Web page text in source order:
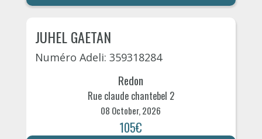
JUHEL GAETAN
Numéro Adeli: 359318284
Redon
Rue claude chantebel 2
08 October, 2026
105€